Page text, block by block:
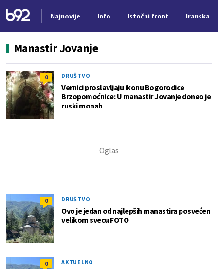
Najnovije Info Istočni front Iranska
Manastir Jovanje
0 DRUŠTVO
Vernici proslavljaju ikonu Bogorodice
Brzopomoćnice: U manastir Jovanje doneo je
ruski monah
0 DRUŠTVO
Ovo je jedan od najlepših manastira posvećen
velikom svecu FOTO
0 AKTUELNO